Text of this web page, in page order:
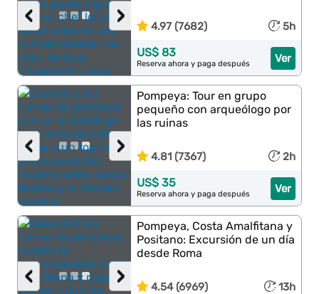
›
‹ 4.97 (7682) 5h
Ver
US$ 83
Reserva ahora y paga después
›
‹
Pompeya: Tour en grupo
pequeño con arqueólogo por
las ruinas
4.81 (7367) 2h
Ver
US$ 35
Reserva ahora y paga después
›
‹
Pompeya, Costa Amalfitana y
Positano: Excursión de un día
desde Roma
4.54 (6969) 13h